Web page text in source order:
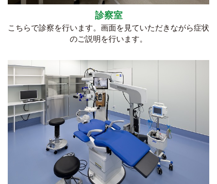
診察室
こちらで診察を行います。画面を見ていただきながら症状
のご説明を行います。